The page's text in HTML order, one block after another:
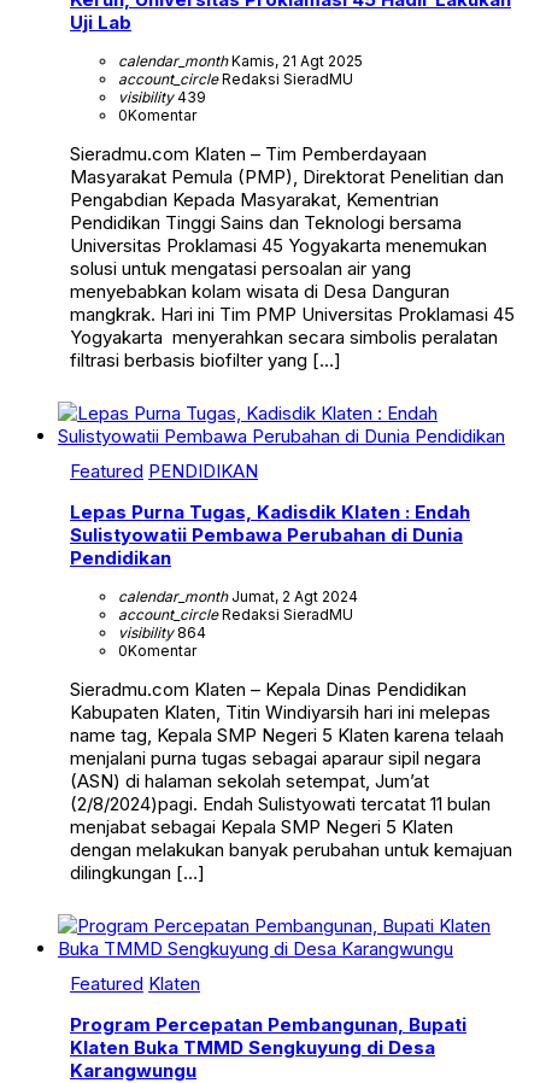
Uji Lab
calendar_monthKamis, 21 Agt 2025
account_circleRedaksi SieradMU
visibility439
0Komentar
Sieradmu.com Klaten – Tim Pemberdayaan
Masyarakat Pemula (PMP), Direktorat Penelitian dan
Pengabdian Kepada Masyarakat, Kementrian
Pendidikan Tinggi Sains dan Teknologi bersama
Universitas Proklamasi 45 Yogyakarta menemukan
solusi untuk mengatasi persoalan air yang
menyebabkan kolam wisata di Desa Danguran
mangkrak. Hari ini Tim PMP Universitas Proklamasi 45
Yogyakarta menyerahkan secara simbolis peralatan
filtrasi berbasis biofilter yang […]
Featured PENDIDIKAN
Lepas Purna Tugas, Kadisdik Klaten : Endah
Sulistyowatii Pembawa Perubahan di Dunia
Pendidikan
calendar_monthJumat, 2 Agt 2024
account_circleRedaksi SieradMU
visibility864
0Komentar
Sieradmu.com Klaten – Kepala Dinas Pendidikan
Kabupaten Klaten, Titin Windiyarsih hari ini melepas
name tag, Kepala SMP Negeri 5 Klaten karena telaah
menjalani purna tugas sebagai aparaur sipil negara
(ASN) di halaman sekolah setempat, Jum’at
(2/8/2024)pagi. Endah Sulistyowati tercatat 11 bulan
menjabat sebagai Kepala SMP Negeri 5 Klaten
dengan melakukan banyak perubahan untuk kemajuan
dilingkungan […]
Featured Klaten
Program Percepatan Pembangunan, Bupati
Klaten Buka TMMD Sengkuyung di Desa
Karangwungu